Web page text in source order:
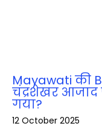
Mayawati की
चंद्रशेखर आजाद
गया?
12 October 2025